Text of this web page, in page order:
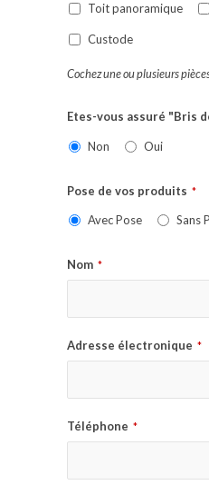
Toit panoramique
Custode
Cochez une ou plusieurs
Etes-vous assuré "Bris
Non Oui
Pose de vos produits *
Avec Pose Sans
Nom *
Adresse électronique *
Téléphone *